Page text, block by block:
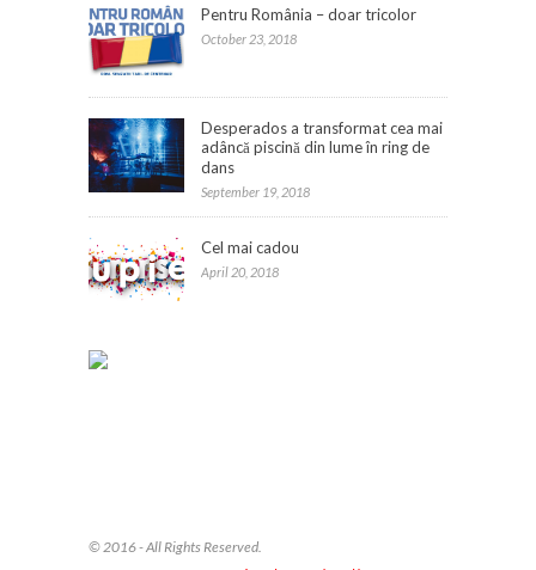
Pentru România – doar tricolor
October 23, 2018
Desperados a transformat cea mai
adâncă piscină din lume în ring de
dans
September 19, 2018
Cel mai cadou
April 20, 2018
© 2016 - All Rights Reserved.